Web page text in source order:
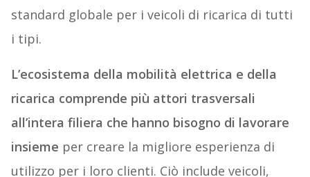
standard globale per i veicoli di ricarica di tutti
i tipi.
L’ecosistema della mobilità elettrica e della
ricarica comprende più attori trasversali
all’intera filiera che hanno bisogno di lavorare
insieme per creare la migliore esperienza di
utilizzo per i loro clienti. Ciò include veicoli,